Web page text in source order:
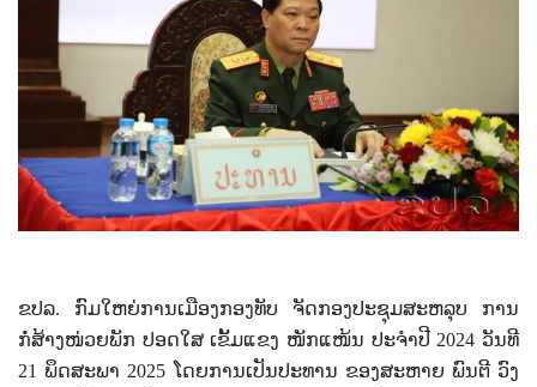
ຂປລ. ກົມໃຫຍ່ການເມືອງກອງທັບ ຈັດກອງປະຊຸມສະຫລຸບ ການ
ກໍ່ສ້າງໜ່ວຍພັກ ປອດໃສ ເຂັ້ມແຂງ ໜັກແໜ້ນ ປະຈຳປີ 2024 ວັນທີ
21 ພຶດສະພາ 2025 ໂດຍການເປັນປະທານ ຂອງສະຫາຍ ພົນຕີ ວົງ